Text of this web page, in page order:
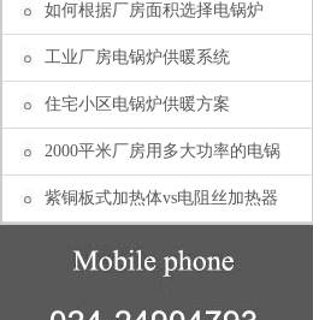
如何根据厂房面积选择电锅炉
工业厂房电锅炉供暖系统
住宅小区电锅炉供暖方案
2000平米厂房用多大功率的电锅
紫铜板式加热体vs电阻丝加热器